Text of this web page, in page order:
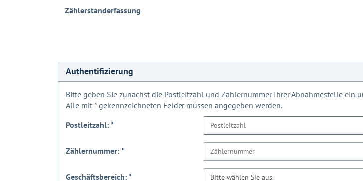
Zählerstanderfassung
Authentifizierung
Bitte geben Sie zunächst die Postleitzahl und Zählernummer Ihrer Abnahmestelle ein
Alle mit *gekennzeichneten Felder müssen angegeben werden.
Postleitzahl: *
Zählernummer: *
Geschäftsbereich: * Bitte wählen Sie aus.